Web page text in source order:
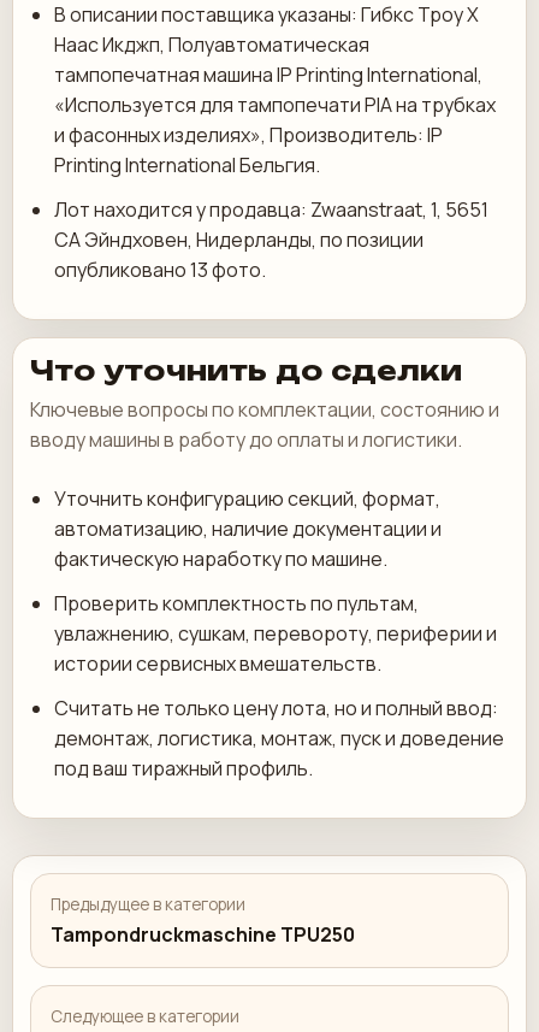
В описании поставщика указаны: Гибкс Троу Х
Наас Икджп, Полуавтоматическая
тампопечатная машина IP Printing International,
«Используется для тампопечати PIA на трубках
и фасонных изделиях», Производитель: IP
Printing International Бельгия.
Лот находится у продавца: Zwaanstraat, 1, 5651
CA Эйндховен, Нидерланды, по позиции
опубликовано 13 фото.
Что уточнить до сделки
Ключевые вопросы по комплектации, состоянию и
вводу машины в работу до оплаты и логистики.
Уточнить конфигурацию секций, формат,
автоматизацию, наличие документации и
фактическую наработку по машине.
Проверить комплектность по пультам,
увлажнению, сушкам, перевороту, периферии и
истории сервисных вмешательств.
Считать не только цену лота, но и полный ввод:
демонтаж, логистика, монтаж, пуск и доведение
под ваш тиражный профиль.
Предыдущее в категории
Tampondruckmaschine TPU250
Следующее в категории